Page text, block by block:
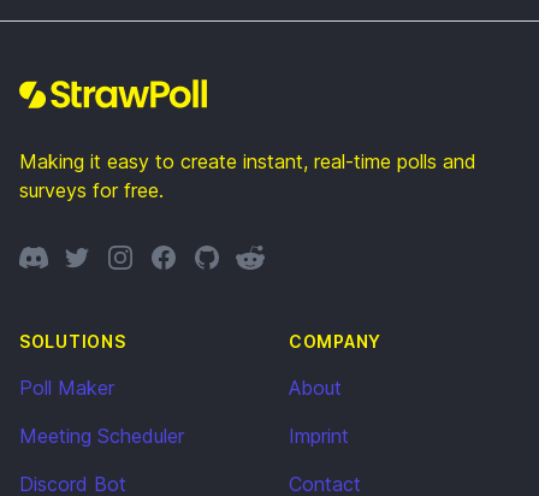
Making it easy to create instant, real-time polls and
surveys for free.
DiscordTwitterInstagramFacebook
GitHubReddit
SOLUTIONS
Poll Maker
Meeting Scheduler
Discord Bot
COMPANY
About
Imprint
Contact